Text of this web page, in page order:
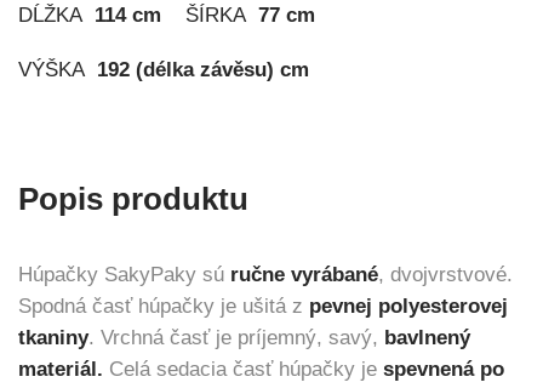
DĹŽKA 114 cm ŠÍRKA 77 cm
VÝŠKA 192 (délka závěsu) cm
Popis produktu
Húpačky SakyPaky sú ručne vyrábané, dvojvrstvové.
Spodná časť húpačky je ušitá z pevnej polyesterovej
tkaniny. Vrchná časť je príjemný, savý, bavlnený
materiál. Celá sedacia časť húpačky je spevnená po